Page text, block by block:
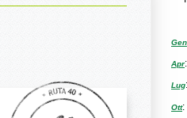
Gen
Apr:
Lug:
Ott: